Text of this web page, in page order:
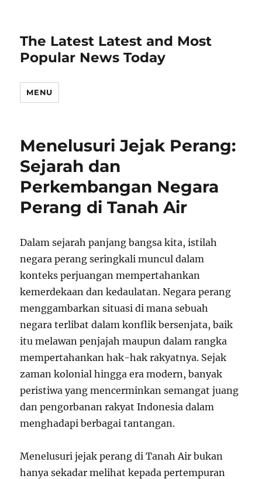
The Latest Latest and Most
Popular News Today
MENU
Menelusuri Jejak Perang:
Sejarah dan
Perkembangan Negara
Perang di Tanah Air
Dalam sejarah panjang bangsa kita, istilah
negara perang seringkali muncul dalam
konteks perjuangan mempertahankan
kemerdekaan dan kedaulatan. Negara perang
menggambarkan situasi di mana sebuah
negara terlibat dalam konflik bersenjata, baik
itu melawan penjajah maupun dalam rangka
mempertahankan hak-hak rakyatnya. Sejak
zaman kolonial hingga era modern, banyak
peristiwa yang mencerminkan semangat juang
dan pengorbanan rakyat Indonesia dalam
menghadapi berbagai tantangan.
Menelusuri jejak perang di Tanah Air bukan
hanya sekadar melihat kepada pertempuran